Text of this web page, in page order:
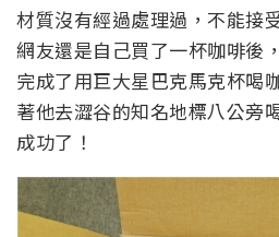
材質沒有經過處理過，不能接
網友還是自己買了一杯咖啡後
完成了用巨大星巴克馬克杯喝
著他去澀谷的知名地標八公旁
成功了！